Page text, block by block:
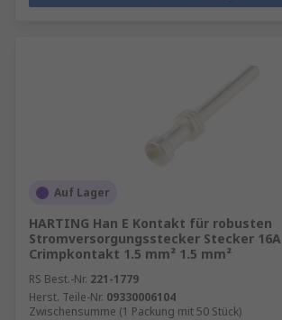
Auf Lager
HARTING Han E Kontakt für robusten
Stromversorgungsstecker Stecker 16A
Crimpkontakt 1.5 mm² 1.5 mm²
RS Best.-Nr. 221-1779
Herst. Teile-Nr. 09330006104
Zwischensumme (1 Packung mit 50 Stück)